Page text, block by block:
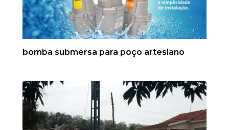
bomba submersa para poço artesiano